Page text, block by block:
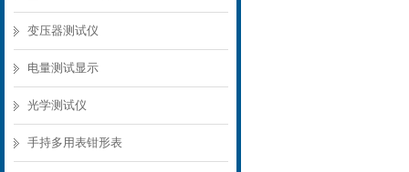
变压器测试仪
电量测试显示
光学测试仪
手持多用表钳形表